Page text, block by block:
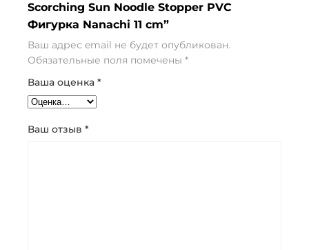
Scorching Sun Noodle Stopper PVC
Фигурка Nanachi 11 cm”
Ваш адрес email не будет опубликован.
Обязательные поля помечены *
Ваша оценка *
Ваш отзыв *